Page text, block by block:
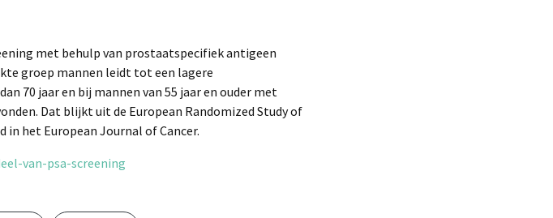
met behulp van prostaatspecifiek antigeen
groep mannen leidt tot een lagere
70 jaar en bij mannen van 55 jaar en ouder met
Dat blijkt uit de European Randomized Study of
in het European Journal of Cancer.
van-psa-screening